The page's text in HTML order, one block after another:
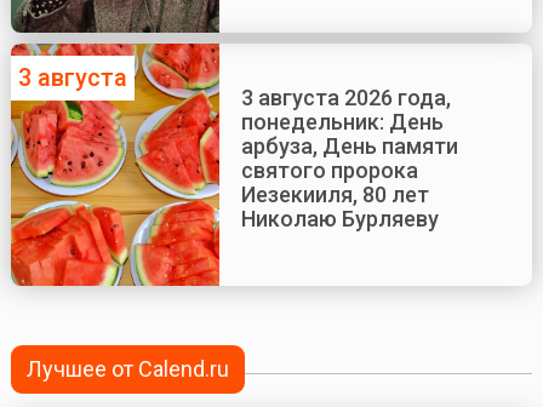
3 августа
3 августа 2026 года,
понедельник: День
арбуза, День памяти
святого пророка
Иезекииля, 80 лет
Николаю Бурляеву
Лучшее от Calend.ru